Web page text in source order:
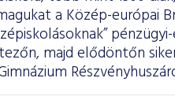
a Közép-európai
majd elődöntőn